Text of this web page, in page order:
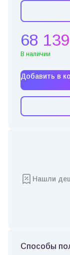
68
В наличии
Добавить в
Нашли
Способы